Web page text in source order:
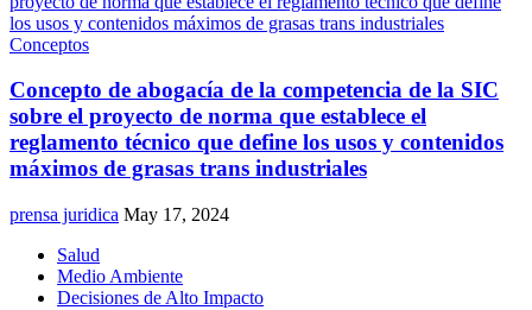
Conceptos
Concepto de abogacía de la competencia de la SIC
sobre el proyecto de norma que establece el
reglamento técnico que define los usos y contenidos
máximos de grasas trans industriales
prensa juridica May 17, 2024
Salud
Medio Ambiente
Decisiones de Alto Impacto